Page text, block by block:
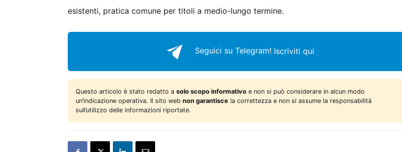
esistenti, pratica comune per titoli a medio-lungo termine.
Seguici su Telegram! Iscriviti qui
Questo articolo è stato redatto a solo scopo informativo e non si può considerare in alcun modo
un’indicazione operativa. Il sito web non garantisce la correttezza e non si assume la responsabilità
sull’utilizzo delle informazioni riportate.